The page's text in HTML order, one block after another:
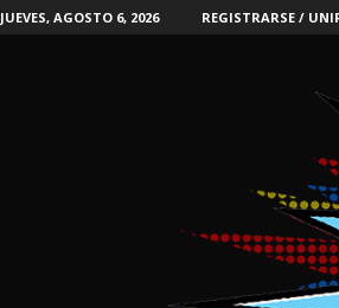
JUEVES, AGOSTO 6, 2026 REGISTRARSE /